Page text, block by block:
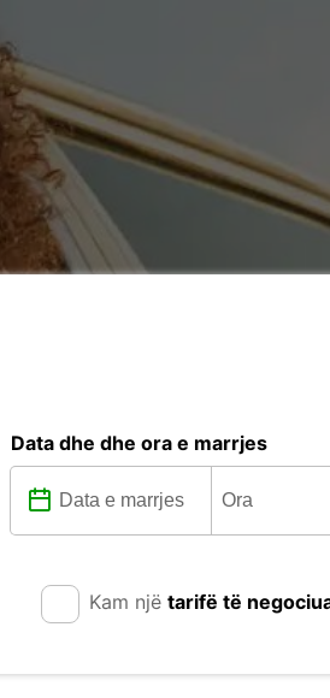
Data dhe dhe ora e marrjes
Kam një tarifë të